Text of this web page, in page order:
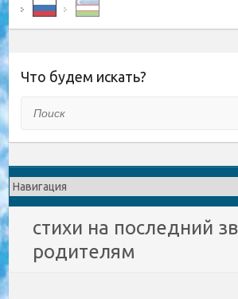
Что будем искать?
стихи на последний
родителям